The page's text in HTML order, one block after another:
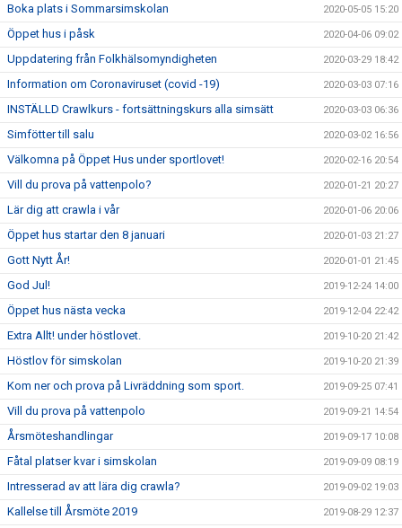
Boka plats i Sommarsimskolan 2020-05-05 15:20
Öppet hus i påsk 2020-04-06 09:02
Uppdatering från Folkhälsomyndigheten 2020-03-29 18:42
Information om Coronaviruset (covid -19) 2020-03-03 07:16
INSTÄLLD Crawlkurs - fortsättningskurs alla simsätt 2020-03-03 06:36
Simfötter till salu 2020-03-02 16:56
Välkomna på Öppet Hus under sportlovet! 2020-02-16 20:54
Vill du prova på vattenpolo? 2020-01-21 20:27
Lär dig att crawla i vår 2020-01-06 20:06
Öppet hus startar den 8 januari 2020-01-03 21:27
Gott Nytt År! 2020-01-01 21:45
God Jul! 2019-12-24 14:00
Öppet hus nästa vecka 2019-12-04 22:42
Extra Allt! under höstlovet. 2019-10-20 21:42
Höstlov för simskolan 2019-10-20 21:39
Kom ner och prova på Livräddning som sport. 2019-09-25 07:41
Vill du prova på vattenpolo 2019-09-21 14:54
Årsmöteshandlingar 2019-09-17 10:08
Fåtal platser kvar i simskolan 2019-09-09 08:19
Intresserad av att lära dig crawla? 2019-09-02 19:03
Kallelse till Årsmöte 2019 2019-08-29 12:37